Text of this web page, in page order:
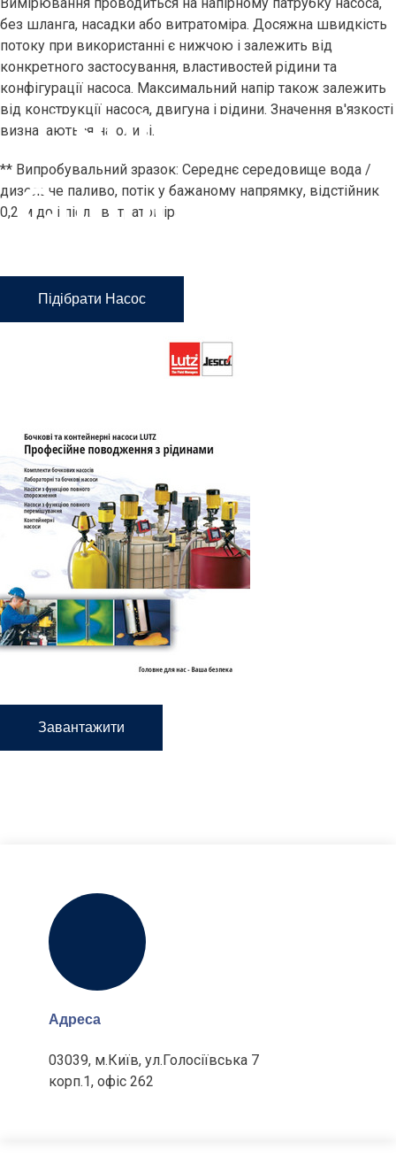
Серія Повне
Спорожнення
без шланга, насадки або витратоміра. Досяжна швидкість
потоку при використанні є нижчою і залежить від
конкретного застосування, властивостей рідини та
конфігурації насоса. Максимальний напір також залежить
від конструкції насоса, двигуна і рідини. Значення в'язкості
визначаються на оливі.
** Випробувальний зразок: Середнє середовище вода /
дизельне паливо, потік у бажаному напрямку, відстійник
0,2 м до і після витратоміра
Підібрати Насос
Завантажити
Адреса
03039, м.Київ, ул.Голосіївська 7
корп.1, офіс 262